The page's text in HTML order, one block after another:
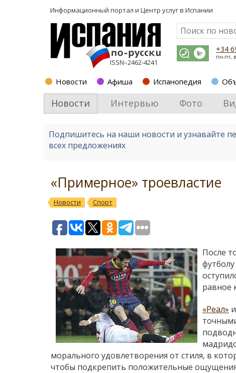
Информационный портал и Центр услуг в Испании
ISSN–2462-4241
+34
пн-пт,
Новости Афиша Испанопедия
Новости Интервью Фото
Подпишитесь на наши новости и узнавайте
всех предложениях
«Примерное» троевластие
Новости Спорт
После
равное
«Реал»
морального удовлетворения от стиля, в
чтобы подкрепить положительные